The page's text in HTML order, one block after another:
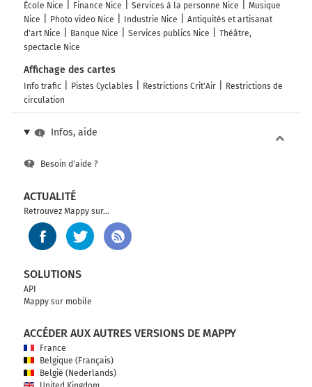
kilomètres
A7
E62
Ventimiglia
A10
A12
Livorno
Pavia
Autostrada dei Giovi
kilomètres
A26
E25
GENOVA-PRA'
SAVONA
VENTIMIGLIA
587 km
École Nice
Finance Nice Services à la personne Nice
Musique
Nice
Photo video Nice Industrie Nice
Antiquités et artisanat
d'art Nice
Banque Nice Services publics Nice
Théâtre,
spectacle Nice
Affichage des cartes
Info trafic Pistes Cyclables Restrictions Crit'Air
Restrictions de
circulation
Infos, aide
Besoin d'aide ?
ACTUALITÉ
Retrouvez Mappy sur...
SOLUTIONS
API
Mappy sur mobile
ACCÉDER AUX AUTRES VERSIONS DE MAPPY
France
Belgique (Français)
België (Nederlands)